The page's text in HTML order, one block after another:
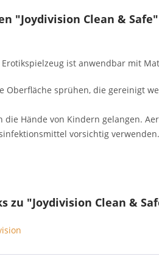
"Joydivision Clean & Safe"
ist anwendbar mit
Oberfläche sprühen, die gereinigt
die Hände von Kindern gelangen.
vorsichtig
zu "Joydivision Clean &